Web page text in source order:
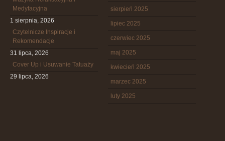
Medytacyjna
1 sierpnia, 2026
Czytelnicze Inspiracje i
Rekomendacje
31 lipca, 2026
Cover Up i Usuwanie Tatuaży
29 lipca, 2026
sierpień 2025
lipiec 2025
czerwiec 2025
maj 2025
kwiecień 2025
marzec 2025
luty 2025